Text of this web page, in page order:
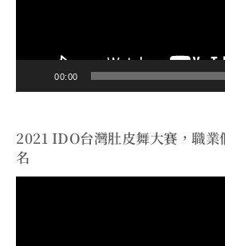
00:00
2021 IDO台灣肚皮舞大賽，職業
名